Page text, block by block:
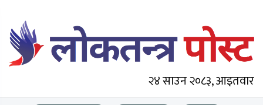
२४ साउन २०८३, आइतवार